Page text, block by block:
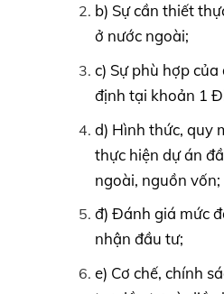
b) Sự cần thiết
ở nước ngoài;
c) Sự phù hợp
định tại khoản 1
d) Hình thức, quy
thực hiện dự án
ngoài, nguồn vốn;
đ) Đánh giá mức
nhận đầu tư;
e) Cơ chế, chính